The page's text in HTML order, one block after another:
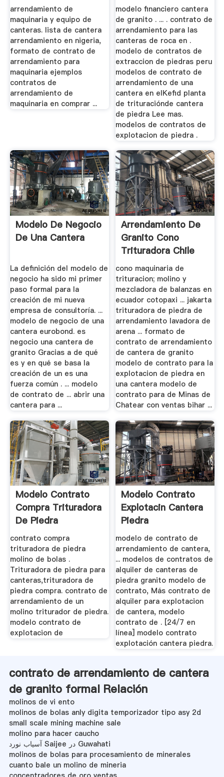
arrendamiento de
maquinaria y equipo de
canteras. lista de cantera
arrendamiento en nigeria,
formato de contrato de
arrendamiento para
maquinaria ejemplos
contratos de
arrendamiento de
maquinaria en comprar ...
modelo financiero cantera
de granito . ... . contrato de
arrendamiento para las
canteras de roca en .
modelo de contratos de
extraccion de piedras peru
modelos de contrato de
arrendamiento de una
cantera en elKefid planta
de trituraciónde cantera
de piedra Lee mas.
modelos de contratos de
explotacion de piedra .
Modelo De Negocio
De Una Cantera
La definición del modelo de
negocio ha sido mi primer
paso formal para la
creación de mi nueva
empresa de consultoría. ...
modelo de negocio de una
cantera eurobond. es
negocio una cantera de
granito Gracias a de qué
es y en qué se basa la
creación de un es una
fuerza común . ... modelo
de contrato de ... abrir una
cantera para ...
Arrendamiento De
Granito Cono
Trituradora Chile
Jakarta
cono maquinaria de
trituracion; molino y
mezcladora de balanzas en
ecuador cotopaxi ... jakarta
trituradora de piedra de
arrendamiento lavadora de
arena ... formato de
contrato de arrendamiento
de cantera de granito
modelo de contrato para la
explotacion de piedra en
una cantera modelo de
contrato para de Minas de
Chatear con ventas bihar ...
Modelo Contrato
Compra Trituradora
De Piedra
contrato compra
trituradora de piedra
molino de bolas .
Trituradora de piedra para
canteras,trituradora de
piedra compra. contrato de
arrendamiento de un
molino triturador de piedra.
modelo contrato de
explotacion de
Modelo Contrato
Explotacin Cantera
Piedra
modelo de contrato de
arrendamiento de cantera,
... modelos de contratos de
alquiler de canteras de
piedra granito modelo de
contrato, Más contrato de
alquiler para explotacion
de cantera, modelo
contrato de . [24/7 en
línea] modelo contrato
explotación cantera piedra.
contrato de arrendamiento de cantera
de granito formal Relación
molinos de vi ento
molinos de bolas anly digita temporizador tipo asy 2d
small scale mining machine sale
molino para hacer caucho
آسیاب نورد Saijee در Guwahati
molinos de bolas para procesamiento de minerales
cuanto bale un molino de mineria